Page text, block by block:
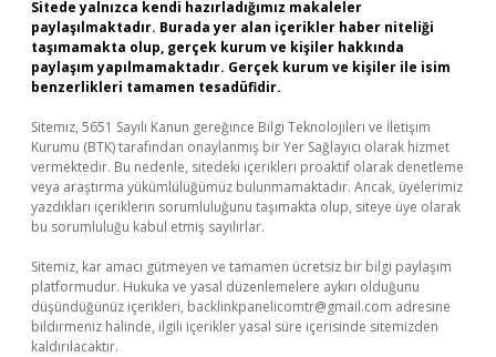
Sitede yalnızca kendi hazırladığımız makaleler
paylaşılmaktadır. Burada yer alan içerikler haber niteliği
taşımamakta olup, gerçek kurum ve kişiler hakkında
paylaşım yapılmamaktadır. Gerçek kurum ve kişiler ile isim
benzerlikleri tamamen tesadüfidir.
Sitemiz, 5651 Sayılı Kanun gereğince Bilgi Teknolojileri ve İletişim
Kurumu (BTK) tarafından onaylanmış bir Yer Sağlayıcı olarak hizmet
vermektedir. Bu nedenle, sitedeki içerikleri proaktif olarak denetleme
veya araştırma yükümlülüğümüz bulunmamaktadır. Ancak, üyelerimiz
yazdıkları içeriklerin sorumluluğunu taşımakta olup, siteye üye olarak
bu sorumluluğu kabul etmiş sayılırlar.
Sitemiz, kar amacı gütmeyen ve tamamen ücretsiz bir bilgi paylaşım
platformudur. Hukuka ve yasal düzenlemelere aykırı olduğunu
düşündüğünüz içerikleri, backlinkpanelicomtr@gmail.com adresine
bildirmeniz halinde, ilgili içerikler yasal süre içerisinde sitemizden
kaldırılacaktır.